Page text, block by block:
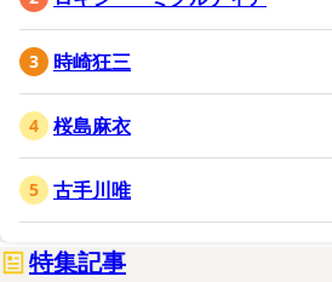
時崎狂三
桜島麻衣
古手川唯
特集記事